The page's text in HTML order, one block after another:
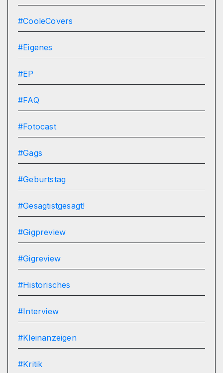
#CooleCovers
#Eigenes
#EP
#FAQ
#Fotocast
#Gags
#Geburtstag
#Gesagtistgesagt!
#Gigpreview
#Gigreview
#Historisches
#Interview
#Kleinanzeigen
#Kritik